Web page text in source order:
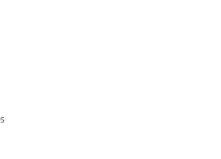
kokoonpano ei enää ole
julkaistu, siihen kohdistetut